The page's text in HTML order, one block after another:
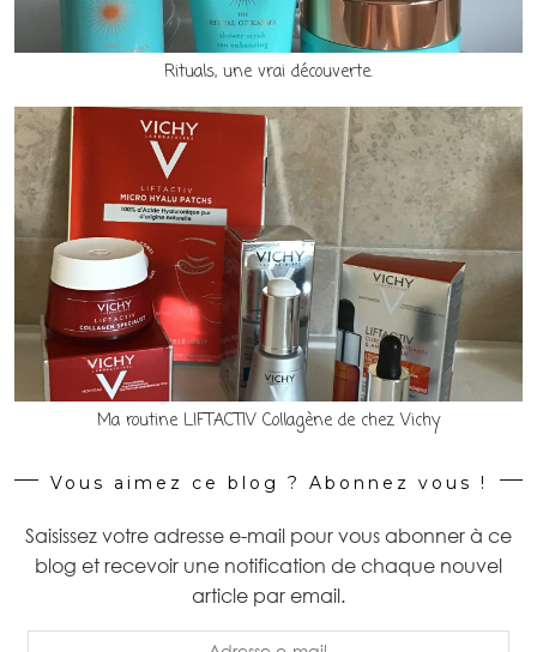
Rituals, une vrai découverte.
Ma routine LIFTACTIV Collagène de chez Vichy
Vous aimez ce blog ? Abonnez vous !
Saisissez votre adresse e-mail pour vous abonner à ce
blog et recevoir une notification de chaque nouvel
article par email.